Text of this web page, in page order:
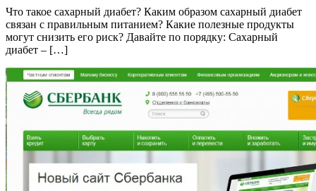
Что такое сахарный диабет? Каким образом сахарный диабет
связан с правильным питанием? Какие полезные продукты
могут снизить его риск? Давайте по порядку: Сахарный
диабет – […]